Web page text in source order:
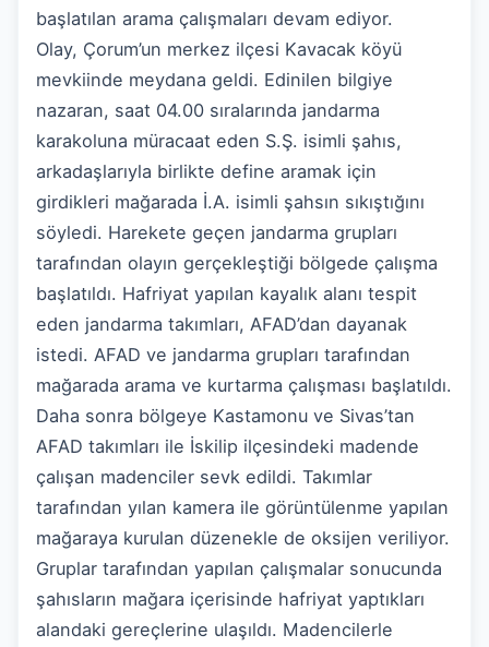
başlatılan arama çalışmaları devam ediyor.
Olay, Çorum’un merkez ilçesi Kavacak köyü
mevkiinde meydana geldi. Edinilen bilgiye
nazaran, saat 04.00 sıralarında jandarma
karakoluna müracaat eden S.Ş. isimli şahıs,
arkadaşlarıyla birlikte define aramak için
girdikleri mağarada İ.A. isimli şahsın sıkıştığını
söyledi. Harekete geçen jandarma grupları
tarafından olayın gerçekleştiği bölgede çalışma
başlatıldı. Hafriyat yapılan kayalık alanı tespit
eden jandarma takımları, AFAD’dan dayanak
istedi. AFAD ve jandarma grupları tarafından
mağarada arama ve kurtarma çalışması başlatıldı.
Daha sonra bölgeye Kastamonu ve Sivas’tan
AFAD takımları ile İskilip ilçesindeki madende
çalışan madenciler sevk edildi. Takımlar
tarafından yılan kamera ile görüntülenme yapılan
mağaraya kurulan düzenekle de oksijen veriliyor.
Gruplar tarafından yapılan çalışmalar sonucunda
şahısların mağara içerisinde hafriyat yaptıkları
alandaki gereçlerine ulaşıldı. Madencilerle